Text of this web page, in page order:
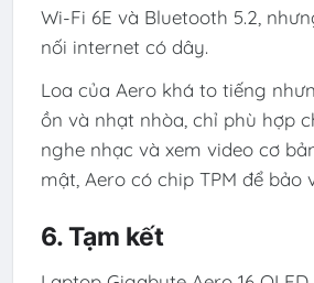
Wi-Fi 6E và Bluetooth 5.2,
nối internet có dây.
Loa của Aero khá to tiếng
ồn và nhạt nhòa, chỉ phù hợp
nghe nhạc và xem video cơ
mật, Aero có chip TPM để bảo
6. Tạm kết